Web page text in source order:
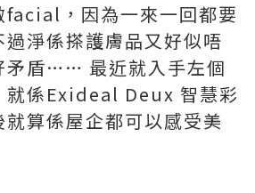
facial，因為一來一回都要
淨係搽護膚品又好似唔
矛盾…… 最近就入手左個
就係Exideal Deux 智慧彩
算係屋企都可以感受美